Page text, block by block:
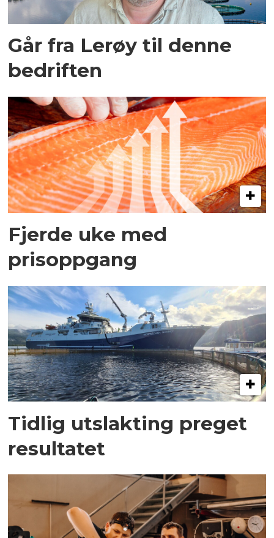
Går fra Lerøy til denne
bedriften
Fjerde uke med
prisoppgang
Tidlig utslakting preget
resultatet